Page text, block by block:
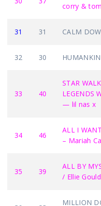
corry &
31 31 CALM
32 30
33 40
STAR
LEGENDS
— lil nas x
34 46
ALL I
– Mariah
35 39
ALL BY
/ Ellie
MILLION